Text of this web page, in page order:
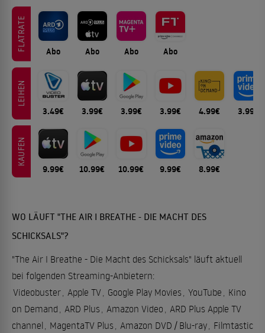
FLATRATE Abo Abo Abo Abo
LEIHEN
3.49€ 3.99€ 3.99€ 3.99€ 4.99€ 3.99€
KAUFEN
9.99€ 10.99€ 10.99€ 9.99€ 8.99€
WO LÄUFT "THE AIR I BREATHE - DIE MACHT DES
SCHICKSALS"?
"The Air I Breathe - Die Macht des Schicksals" läuft aktuell
bei folgenden Streaming-Anbietern:
Videobuster Apple TV Google Play Movies YouTube
Kino
on Demand
ARD Plus Amazon Video
ARD Plus Apple TV
channel
MagentaTV Plus Amazon DVD / Blu-ray Filmtastic